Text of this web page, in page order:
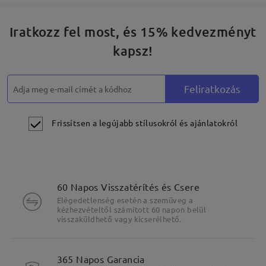
Iratkozz fel most, és 15% kedvezményt
kapsz!
Feliratkozás
Frissítsen a legújabb stílusokról és ajánlatokról
60 Napos Visszatérítés és Csere
Elégedetlenség esetén a szemüveg a
kézhezvételtől számított 60 napon belül
visszaküldhető vagy kicserélhető.
365 Napos Garancia